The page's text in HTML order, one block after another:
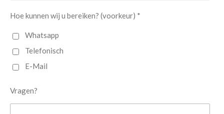
Hoe kunnen wij u bereiken? (voorkeur) *
Whatsapp
Telefonisch
E-Mail
Vragen?